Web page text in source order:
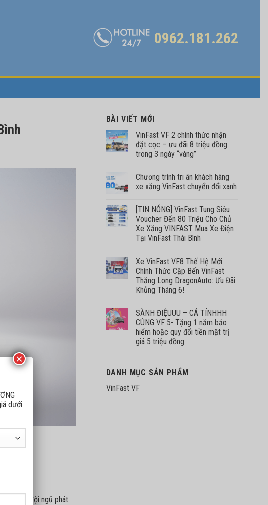
0962.181.262
cho đội ngũ phát
BÀI VIẾT MỚI
VinFast VF 2 chính thức nhận
đặt cọc – ưu đãi 8 triệu đồng
trong 3 ngày “vàng”
Chương trình tri ân khách hàng
xe xăng VinFast chuyển đổi xanh
[TIN NÓNG] VinFast Tung Siêu
Voucher Đến 80 Triệu Cho Chủ
Xe Xăng VINFAST Mua Xe Điện
Tại VinFast Thái Bình
Xe VinFast VF8 Thế Hệ Mới
Chính Thức Cập Bến VinFast
Thăng Long DragonAuto: Ưu Đãi
Khủng Tháng 6!
SÀNH ĐIỆUUU – CÁ TÍNHHH
CÙNG VF 5- Tặng 1 năm bảo
hiểm hoặc quy đổi tiền mặt trị
giá 5 triệu đồng
DANH MỤC SẢN PHẨM
VinFast VF
dưới
×